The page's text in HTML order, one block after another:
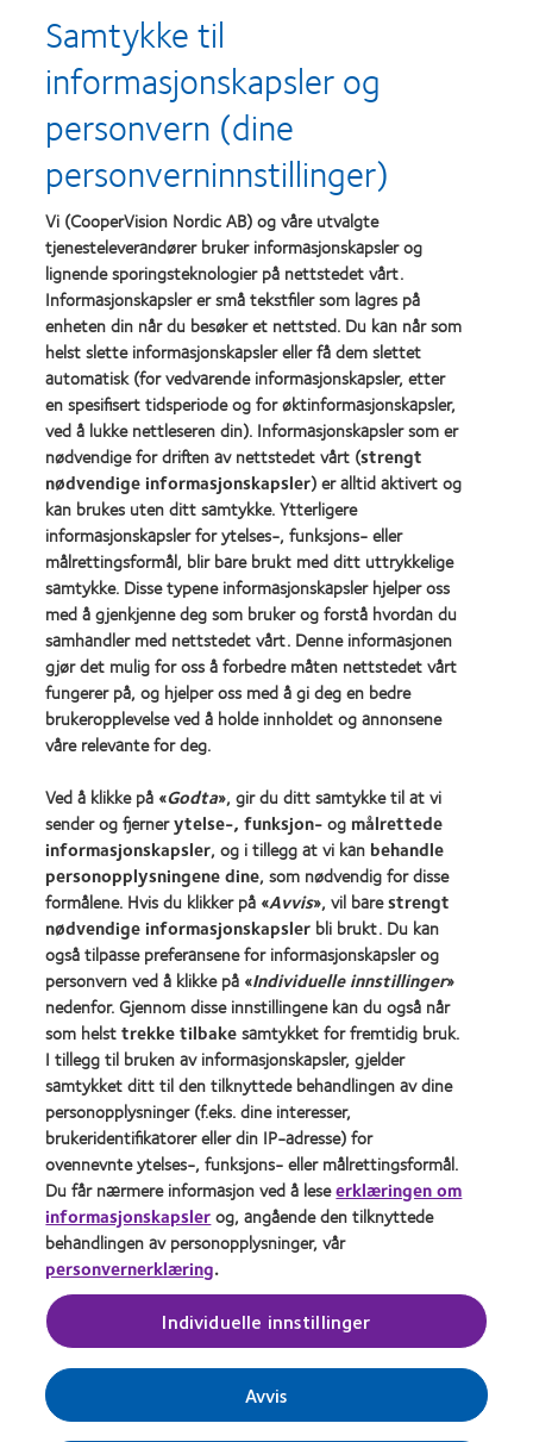
Utmerkelser
Learn
about
Utmerkelsen
Silmo
d’Or
for
beste
produkt,
MyDay®
(2013)
Learn
about
Contact
Lens
Product
of
the
Year
(2013)
Learn
more
about
Best
Companies
for
Leaders
2012
&
2010
(2012)
Learn
more
about
Best
Factory
Awards
2011
(2011)
Learn
more
about
ODMA
2011
(2011)
Learn
more
about
REBRAND
100®
Global
Award
(2012)
Våre produkter
Kontaktlinsequiz
Kontaktlinseteknologi
Kontaktlinser og syn
Ny bruker
Erfaren bruker
Om oss
Jobbe
Nyheter og media
Kontakt oss
Legal
Retningslinjer for personvern
Policy for bruk av informasjonskapsler
Vilkår
Retningslinjer for kommentering
Transparency Act Statement
Administrer samtykkepreferanser
Samtykke til
informasjonskapsler og
personvern (dine
personverninnstillinger)
Vi (CooperVision Nordic AB) og våre utvalgte
tjenesteleverandører bruker informasjonskapsler og
lignende sporingsteknologier på nettstedet vårt.
Informasjonskapsler er små tekstfiler som lagres på
enheten din når du besøker et nettsted. Du kan når som
helst slette informasjonskapsler eller få dem slettet
automatisk (for vedvarende informasjonskapsler, etter
en spesifisert tidsperiode og for øktinformasjonskapsler,
ved å lukke nettleseren din). Informasjonskapsler som er
nødvendige for driften av nettstedet vårt (strengt
nødvendige informasjonskapsler) er alltid aktivert og
kan brukes uten ditt samtykke. Ytterligere
informasjonskapsler for ytelses-, funksjons- eller
målrettingsformål, blir bare brukt med ditt uttrykkelige
samtykke. Disse typene informasjonskapsler hjelper oss
med å gjenkjenne deg som bruker og forstå hvordan du
samhandler med nettstedet vårt. Denne informasjonen
gjør det mulig for oss å forbedre måten nettstedet vårt
fungerer på, og hjelper oss med å gi deg en bedre
brukeropplevelse ved å holde innholdet og annonsene
våre relevante for deg.
Ved å klikke på «Godta», gir du ditt samtykke til at vi
sender og fjernerytelse-, funksjon-og målrettede
informasjonskapsler, og i tillegg at vi kan behandle
personopplysningene dine, som nødvendig for disse
formålene. Hvis du klikker på «Avvis», vil barestrengt
nødvendige informasjonskapsler bli brukt. Du kan
også tilpasse preferansene for informasjonskapsler og
personvern ved å klikke på «Individuelle innstillinger»
nedenfor. Gjennom disse innstillingene kan du også når
som helsttrekke tilbakesamtykket for fremtidig bruk.
I tillegg til bruken av informasjonskapsler, gjelder
samtykket ditt til den tilknyttede behandlingen av dine
personopplysninger (f.eks. dine interesser,
brukeridentifikatorer eller din IP-adresse) for
ovennevnte ytelses-, funksjons- eller målrettingsformål.
Du får nærmere informasjon ved å leseerklæringen om
informasjonskapslerog, angående den tilknyttede
behandlingen av personopplysninger, vår
personvernerklæring.
Individuelle innstillinger
Avvis